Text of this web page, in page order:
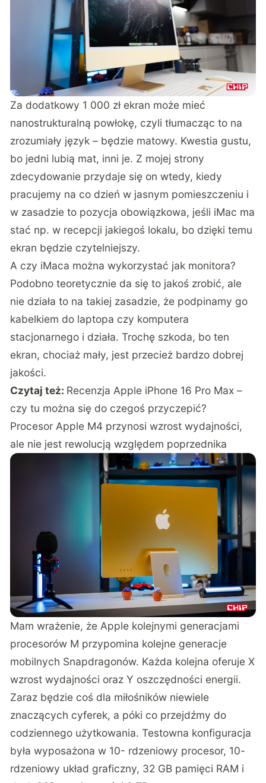
Za dodatkowy 1 000 zł ekran może mieć
nanostrukturalną powłokę, czyli tłumacząc to na
zrozumiały język – będzie matowy. Kwestia gustu,
bo jedni lubią mat, inni je. Z mojej strony
zdecydowanie przydaje się on wtedy, kiedy
pracujemy na co dzień w jasnym pomieszczeniu i
w zasadzie to pozycja obowiązkowa, jeśli iMac ma
stać np. w recepcji jakiegoś lokalu, bo dzięki temu
ekran będzie czytelniejszy.
A czy iMaca można wykorzystać jak monitora?
Podobno teoretycznie da się to jakoś zrobić, ale
nie działa to na takiej zasadzie, że podpinamy go
kabelkiem do laptopa czy komputera
stacjonarnego i działa. Trochę szkoda, bo ten
ekran, chociaż mały, jest przecież bardzo dobrej
jakości.
Czytaj też: Recenzja Apple iPhone 16 Pro Max –
czy tu można się do czegoś przyczepić?
Procesor Apple M4 przynosi wzrost wydajności,
ale nie jest rewolucją względem poprzednika
Mam wrażenie, że Apple kolejnymi generacjami
procesorów M przypomina kolejne generacje
mobilnych Snapdragonów. Każda kolejna oferuje X
wzrost wydajności oraz Y oszczędności energii.
Zaraz będzie coś dla miłośników niewiele
znaczących cyferek, a póki co przejdźmy do
codziennego użytkowania. Testowna konfiguracja
była wyposażona w 10- rdzeniowy procesor, 10-
rdzeniowy układ graficzny, 32 GB pamięci RAM i